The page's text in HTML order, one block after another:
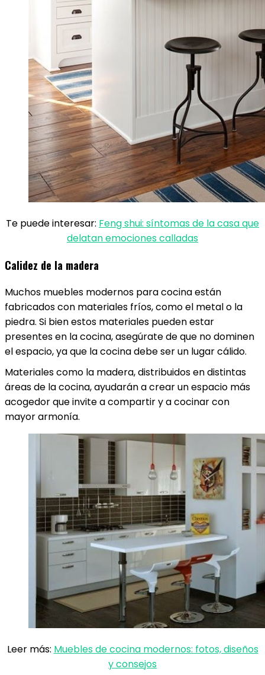
Te puede interesar: Feng shui: síntomas de la casa que
delatan emociones calladas
Calidez de la madera
Muchos muebles modernos para cocina están
fabricados con materiales fríos, como el metal o la
piedra. Si bien estos materiales pueden estar
presentes en la cocina, asegúrate de que no dominen
el espacio, ya que la cocina debe ser un lugar cálido.
Materiales como la madera, distribuidos en distintas
áreas de la cocina, ayudarán a crear un espacio más
acogedor que invite a compartir y a cocinar con
mayor armonía.
Leer más: Muebles de cocina modernos: fotos, diseños
y consejos